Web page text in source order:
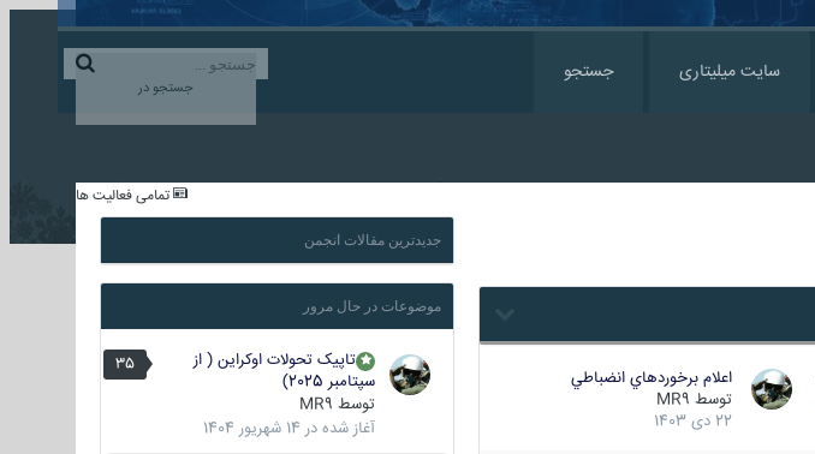
جستجو در
سایت میلیتاری جستجو
تمامی فعالیت ها
اعلام برخوردهاي انضباطي
توسط MR9
22 دی 1403
جدیدترین مقالات انجمن
موضوعات در حال مرور
35
تاپیک تحولات اوکراین ( از
سپتامبر 2025)
توسط MR9
آغاز شده در 14 شهریور 1404